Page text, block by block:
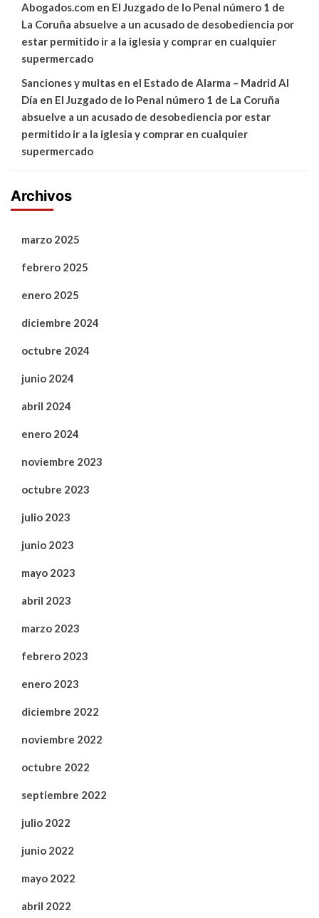
Abogados.com en El Juzgado de lo Penal número 1 de
La Coruña absuelve a un acusado de desobediencia por
estar permitido ir a la iglesia y comprar en cualquier
supermercado
Sanciones y multas en el Estado de Alarma – Madrid Al
Día en El Juzgado de lo Penal número 1 de La Coruña
absuelve a un acusado de desobediencia por estar
permitido ir a la iglesia y comprar en cualquier
supermercado
Archivos
marzo 2025
febrero 2025
enero 2025
diciembre 2024
octubre 2024
junio 2024
abril 2024
enero 2024
noviembre 2023
octubre 2023
julio 2023
junio 2023
mayo 2023
abril 2023
marzo 2023
febrero 2023
enero 2023
diciembre 2022
noviembre 2022
octubre 2022
septiembre 2022
julio 2022
junio 2022
mayo 2022
abril 2022